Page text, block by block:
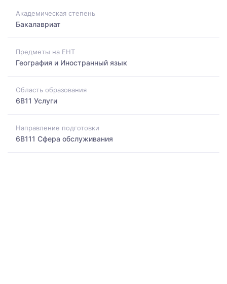
Академическая степень
Бакалавриат
Предметы на ЕНТ
География и Иностранный язык
Область образования
6B11 Услуги
Направление подготовки
6B111 Сфера обслуживания